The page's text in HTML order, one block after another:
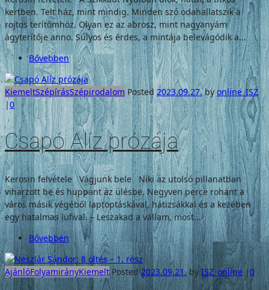
kertben. Telt ház, mint mindig. Minden szó odahallatszik a
rojtos terítőmhöz. Olyan ez az abrosz, mint nagyanyám
ágyterítője anno. Súlyos és érdes, a mintája belevágódik a...
Bővebben
KiemeltSzépírásSzépirodalom Posted2023.09.27.by online_ISZ
|0
Csapó Alíz prózája
Kerosin felvétele Vágjunk bele Niki az utolsó pillanatban
viharzott be és huppant az ülésbe. Negyven perce rohant a
város másik végéből laptoptáskával, hátizsákkal és a kezében
egy hatalmas lufival. – Leszakad a vállam, most...
Bővebben
AjánlóFolyamirányKiemeltPosted2023.09.21.byISZ_online |0